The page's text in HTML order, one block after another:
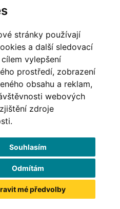
stránky používají
a další sledovací
vylepšení
prostředí, zobrazení
obsahu a reklam,
webových
zdroje
Souhlasím
Odmítám
mé předvolby
Loučnou